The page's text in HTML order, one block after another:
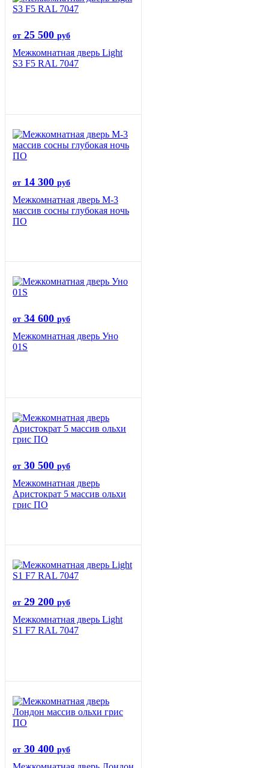
от 25 500 руб
Межкомнатная дверь Light
S3 F5 RAL 7047
от 14 300 руб
Межкомнатная дверь М-3
массив сосны глубокая ночь
ПО
от 34 600 руб
Межкомнатная дверь Уно
01S
от 30 500 руб
Межкомнатная дверь
Аристократ 5 массив ольхи
грис ПО
от 29 200 руб
Межкомнатная дверь Light
S1 F7 RAL 7047
от 30 400 руб